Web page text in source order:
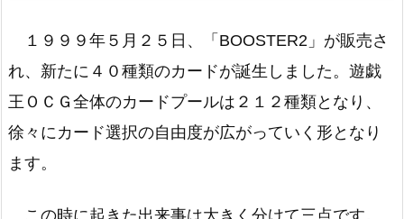
１９９９年５月２５日、「BOOSTER2」が販売さ
れ、新たに４０種類のカードが誕生しました。遊戯
王ＯＣＧ全体のカードプールは２１２種類となり、
徐々にカード選択の自由度が広がっていく形となり
ます。
この時に起きた出来事は大きく分けて三点です。